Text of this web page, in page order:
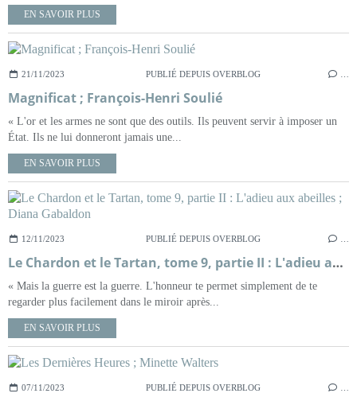
EN SAVOIR PLUS
21/11/2023 PUBLIÉ DEPUIS OVERBLOG
Magnificat ; François-Henri Soulié
« L'or et les armes ne sont que des outils. Ils peuvent servir à imposer un
État. Ils ne lui donneront jamais une...
EN SAVOIR PLUS
12/11/2023 PUBLIÉ DEPUIS OVERBLOG
Le Chardon et le Tartan, tome 9, partie II : L'adieu aux abeilles ; Diana Gabaldon
« Mais la guerre est la guerre. L'honneur te permet simplement de te
regarder plus facilement dans le miroir après...
EN SAVOIR PLUS
07/11/2023 PUBLIÉ DEPUIS OVERBLOG